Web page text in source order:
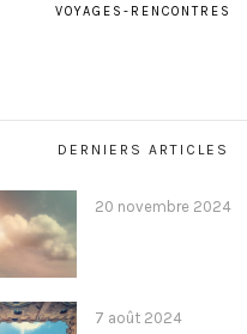
VOYAGES-RENCONTRES
DERNIERS ARTICLES
20 novembre 2024
7 août 2024